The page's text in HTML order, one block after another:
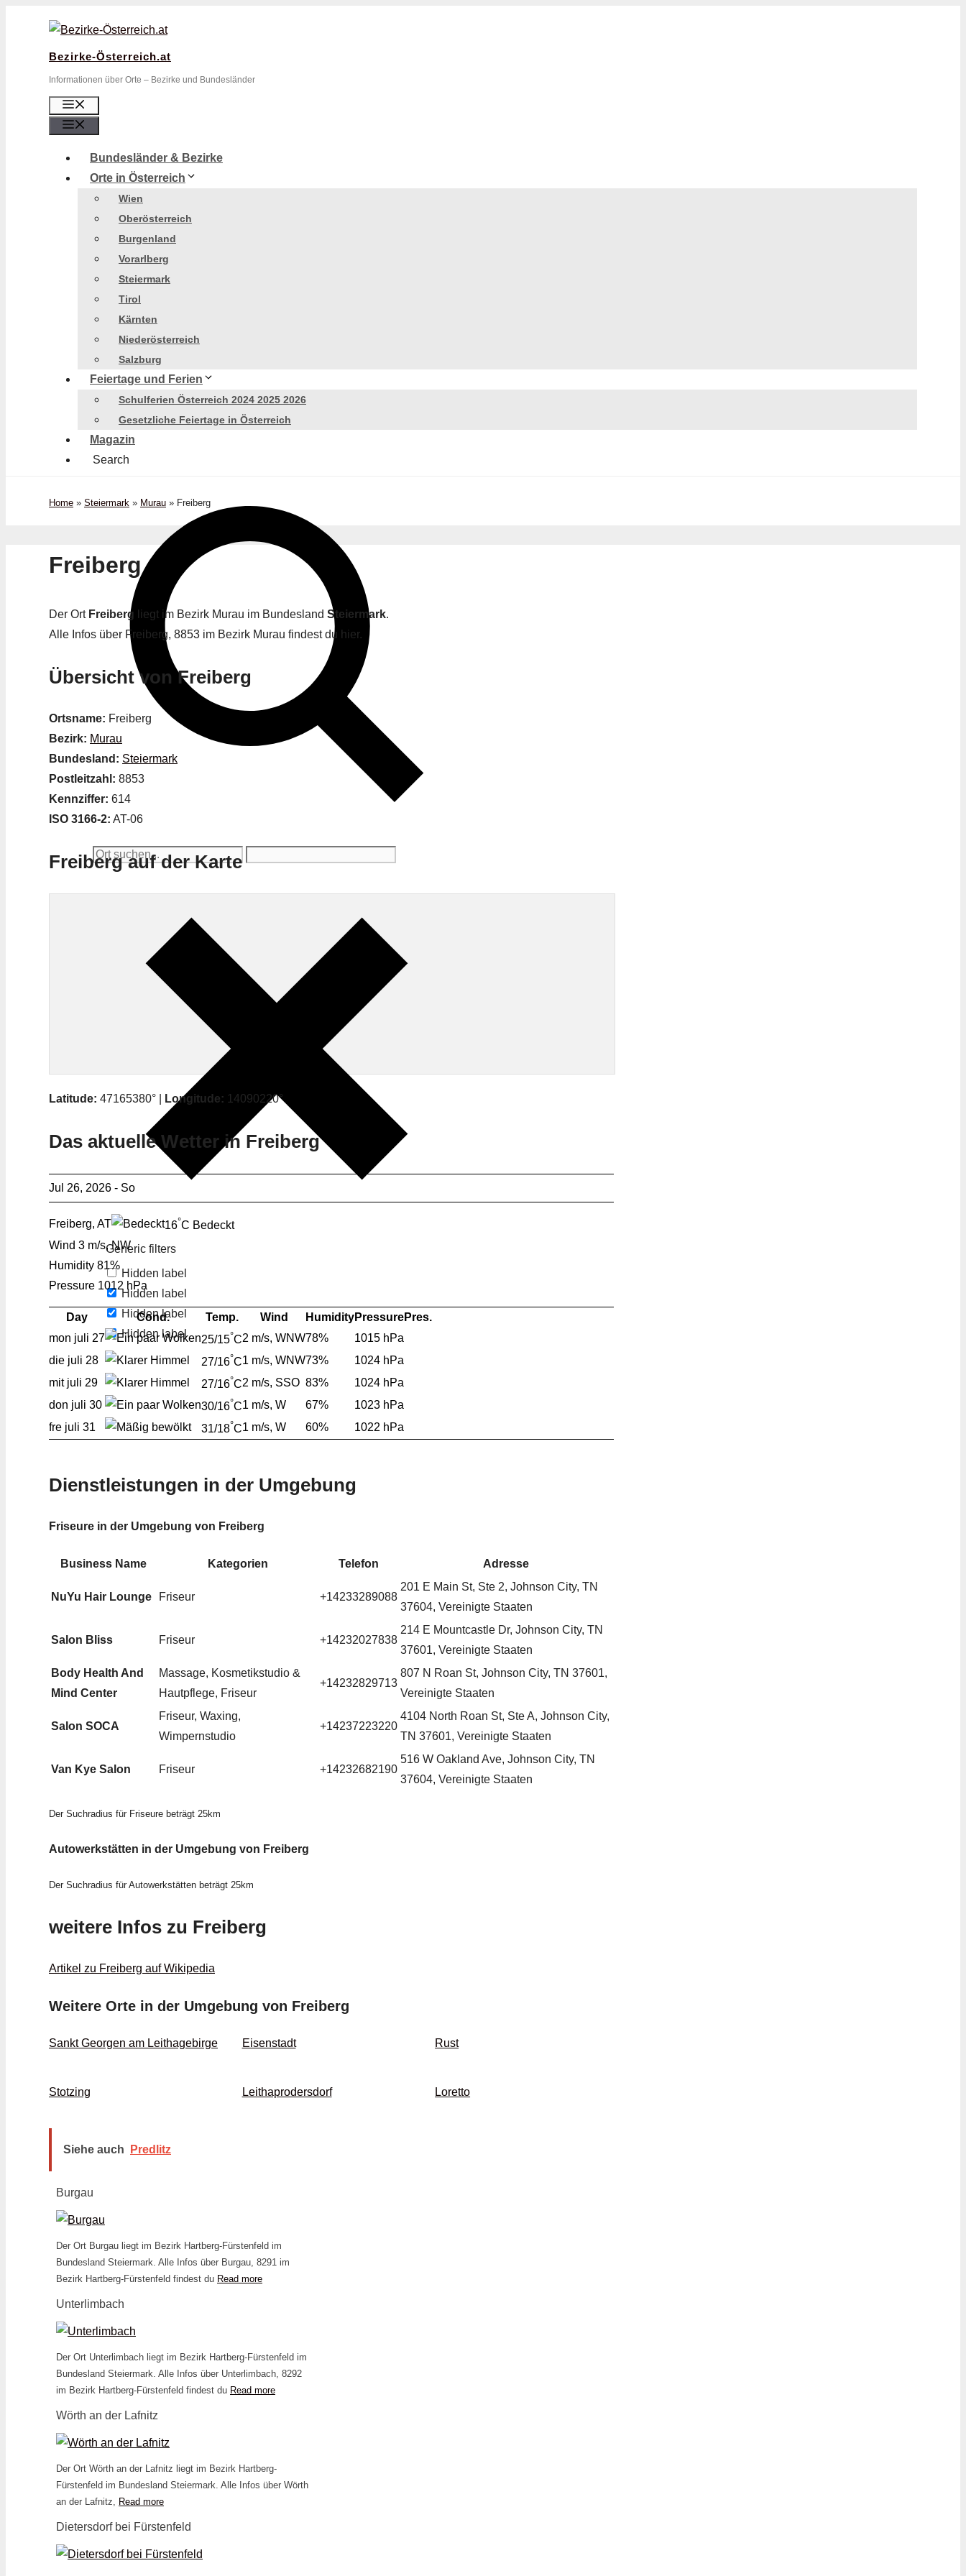
Bezirke-Österreich.at
Informationen über Orte – Bezirke und Bundesländer
Bundesländer & Bezirke
Orte in Österreich
Wien
Oberösterreich
Burgenland
Vorarlberg
Steiermark
Tirol
Kärnten
Niederösterreich
Salzburg
Feiertage und Ferien
Schulferien Österreich 2024 2025 2026
Gesetzliche Feiertage in Österreich
Magazin
Search
Generic filters
Hidden label
Hidden label
Hidden label
Hidden label
Home » Steiermark » Murau » Freiberg
Freiberg
Der Ort Freiberg liegt im Bezirk Murau im Bundesland Steiermark.
Alle Infos über Freiberg, 8853 im Bezirk Murau findest du hier.
Übersicht von Freiberg
Ortsname: Freiberg
Bezirk: Murau
Bundesland: Steiermark
Postleitzahl: 8853
Kennziffer: 614
ISO 3166-2: AT-06
Freiberg auf der Karte
Latitude: 47165380° | Longitude: 14090220°
Das aktuelle Wetter in Freiberg
Jul 26, 2026 - So
Freiberg, AT 16°C Bedeckt
Wind 3 m/s, NW
Humidity 81%
Pressure 1012 hPa
Day Cond. Temp. Wind HumidityPressurePres.
mon juli 27 25/15°C2 m/s, WNW78%
1015 hPa
die juli 28 27/16°C1 m/s, WNW73%
1024 hPa
mit juli 29 27/16°C2 m/s, SSO 83%
1024 hPa
don juli 30 30/16°C1 m/s, W 67%
1023 hPa
fre juli 31 31/18°C1 m/s, W 60% 1022 hPa
Dienstleistungen in der Umgebung
Friseure in der Umgebung von Freiberg
Business Name Kategorien Telefon Adresse
NuYu Hair Lounge Friseur +14233289088
201 E Main St, Ste 2, Johnson City, TN
37604, Vereinigte Staaten
Salon Bliss Friseur +14232027838
214 E Mountcastle Dr, Johnson City, TN
37601, Vereinigte Staaten
Body Health And
Mind Center
Massage, Kosmetikstudio &
Hautpflege, Friseur
+14232829713
807 N Roan St, Johnson City, TN 37601,
Vereinigte Staaten
Salon SOCA
Friseur, Waxing,
Wimpernstudio
+14237223220
4104 North Roan St, Ste A, Johnson City,
TN 37601, Vereinigte Staaten
Van Kye Salon Friseur +14232682190
516 W Oakland Ave, Johnson City, TN
37604, Vereinigte Staaten
Der Suchradius für Friseure beträgt 25km
Autowerkstätten in der Umgebung von Freiberg
Der Suchradius für Autowerkstätten beträgt 25km
weitere Infos zu Freiberg
Artikel zu Freiberg auf Wikipedia
Weitere Orte in der Umgebung von Freiberg
Sankt Georgen am Leithagebirge Eisenstadt Rust
Stotzing Leithaprodersdorf Loretto
Siehe auch Predlitz
Burgau
Der Ort Burgau liegt im Bezirk Hartberg-Fürstenfeld im
Bundesland Steiermark. Alle Infos über Burgau, 8291 im
Bezirk Hartberg-Fürstenfeld findest du Read more
Unterlimbach
Der Ort Unterlimbach liegt im Bezirk Hartberg-Fürstenfeld im
Bundesland Steiermark. Alle Infos über Unterlimbach, 8292
im Bezirk Hartberg-Fürstenfeld findest du Read more
Wörth an der Lafnitz
Der Ort Wörth an der Lafnitz liegt im Bezirk Hartberg-
Fürstenfeld im Bundesland Steiermark. Alle Infos über Wörth
an der Lafnitz, Read more
Dietersdorf bei Fürstenfeld